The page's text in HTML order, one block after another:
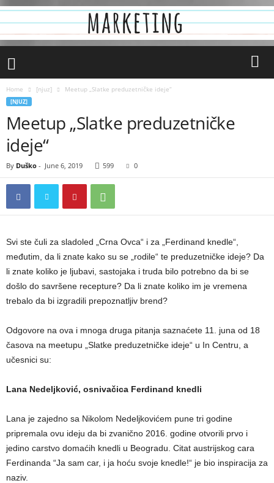
Home [njuz] Meetup „Slatke preduzetničke ideje“
[NJUZ]
Meetup „Slatke preduzetničke
ideje“
By Duško - June 6, 2019 599 0
Svi ste čuli za sladoled „Crna Ovca“ i za „Ferdinand knedle“,
međutim, da li znate kako su se „rodile“ te preduzetničke ideje? Da
li znate koliko je ljubavi, sastojaka i truda bilo potrebno da bi se
došlo do savršene recepture? Da li znate koliko im je vremena
trebalo da bi izgradili prepoznatljiv brend?
Odgovore na ova i mnoga druga pitanja saznaćete 11. juna od 18
časova na meetupu „Slatke preduzetničke ideje“ u In Centru, a
učesnici su:
Lana Nedeljković, osnivačica Ferdinand knedli
Lana je zajedno sa Nikolom Nedeljkovićem pune tri godine
pripremala ovu ideju da bi zvanično 2016. godine otvorili prvo i
jedino carstvo domaćih knedli u Beogradu. Citat austrijskog cara
Ferdinanda “Ja sam car, i ja hoću svoje knedle!“ je bio inspiracija za
naziv.